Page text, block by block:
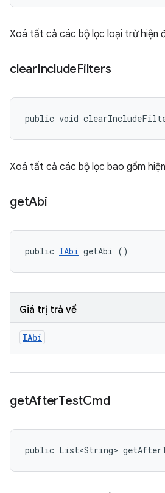
Xoá tất cả các bộ lọc loại trừ hiện
clearIncludeFilters
public void
Xoá tất cả các bộ lọc bao gồm
getAbi
public IAbi getAbi ()
Giá trị trả về
IAbi
getAfterTestCmd
public List<String>